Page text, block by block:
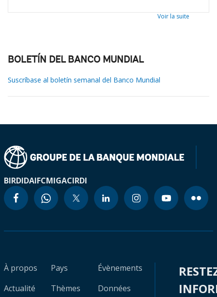
Voir la suite
BOLETÍN DEL BANCO MUNDIAL
Suscríbase al boletín semanal del Banco Mundial
BIRDIDAIFCMIGACIRDI
À propos
Actualité
Pays
Thèmes
Évènements
Données